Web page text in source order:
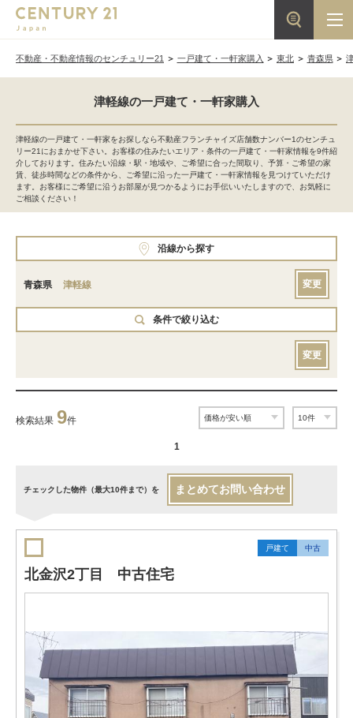
不動産・不動産情報のセンチュリー21 一戸建て・一軒家購入 東北 青森県
津軽線の一戸建て・一軒家購入
津軽線の一戸建て・一軒家をお探しなら不動産フランチャイズ店舗数ナンバー1のセンチュ
リー21におまかせ下さい。お客様の住みたいエリア・条件の一戸建て・一軒家情報を9件紹
介しております。住みたい沿線・駅・地域や、ご希望に合った間取り、予算・ご希望の家
賃、徒歩時間などの条件から、ご希望に沿った一戸建て・一軒家情報を見つけていただけ
ます。お客様にご希望に沿うお部屋が見つかるようにお手伝いいたしますので、お気軽に
ご相談ください！
沿線から探す
青森県 津軽線 変更
条件で絞り込む
変更
検索結果 9件
1
チェックした物件（最大10件まで）を まとめてお問い合わせ
戸建て 中古
北金沢2丁目 中古住宅